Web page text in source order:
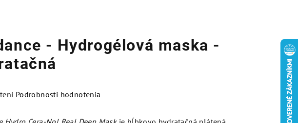
- Hydrogélová maska -
Podrobnosti hodnotenia